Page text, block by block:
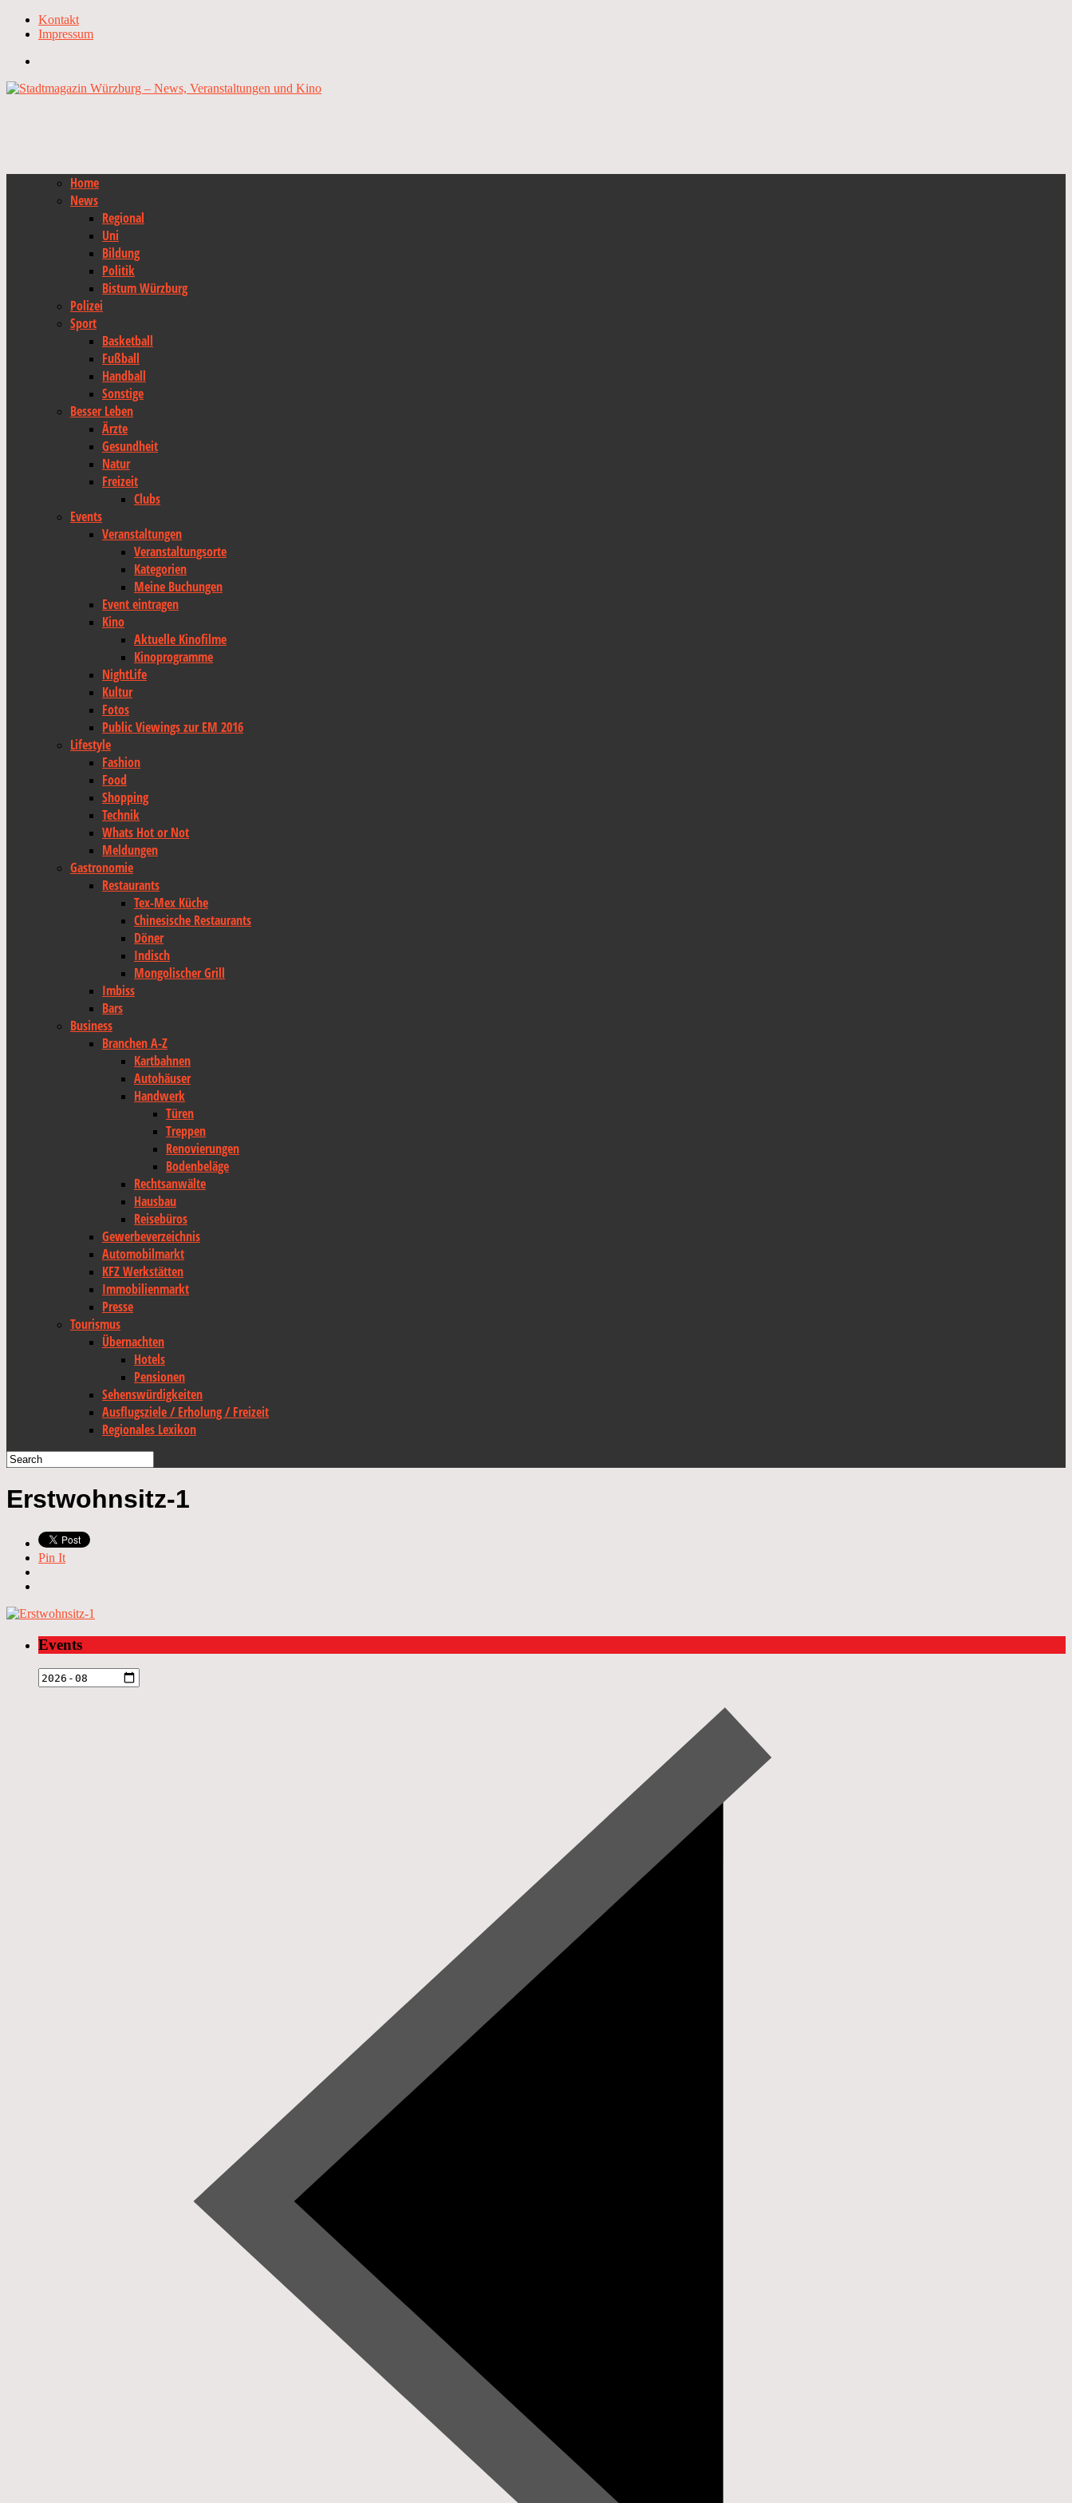
Kontakt
Impressum
Home
News
Regional
Uni
Bildung
Politik
Bistum Würzburg
Polizei
Sport
Basketball
Fußball
Handball
Sonstige
Besser Leben
Ärzte
Gesundheit
Natur
Freizeit
Clubs
Events
Veranstaltungen
Veranstaltungsorte
Kategorien
Meine Buchungen
Event eintragen
Kino
Aktuelle Kinofilme
Kinoprogramme
NightLife
Kultur
Fotos
Public Viewings zur EM 2016
Lifestyle
Fashion
Food
Shopping
Technik
Whats Hot or Not
Meldungen
Gastronomie
Restaurants
Tex-Mex Küche
Chinesische Restaurants
Döner
Indisch
Mongolischer Grill
Imbiss
Bars
Business
Branchen A-Z
Kartbahnen
Autohäuser
Handwerk
Türen
Treppen
Renovierungen
Bodenbeläge
Rechtsanwälte
Hausbau
Reisebüros
Gewerbeverzeichnis
Automobilmarkt
KFZ Werkstätten
Immobilienmarkt
Presse
Tourismus
Übernachten
Hotels
Pensionen
Sehenswürdigkeiten
Ausflugsziele / Erholung / Freizeit
Regionales Lexikon
Erstwohnsitz-1
Pin It
Events